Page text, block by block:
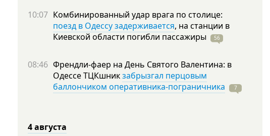
10:07 Комбинированный удар врага по столице:
поезд в Одессу задерживается, на станции в
Киевской области погибли пассажиры 56
08:46 Френдли-фаер на День Святого Валентина: в
Одессе ТЦКшникзабрызгал перцовым
баллончиком оперативника-пограничника
7
4 августа